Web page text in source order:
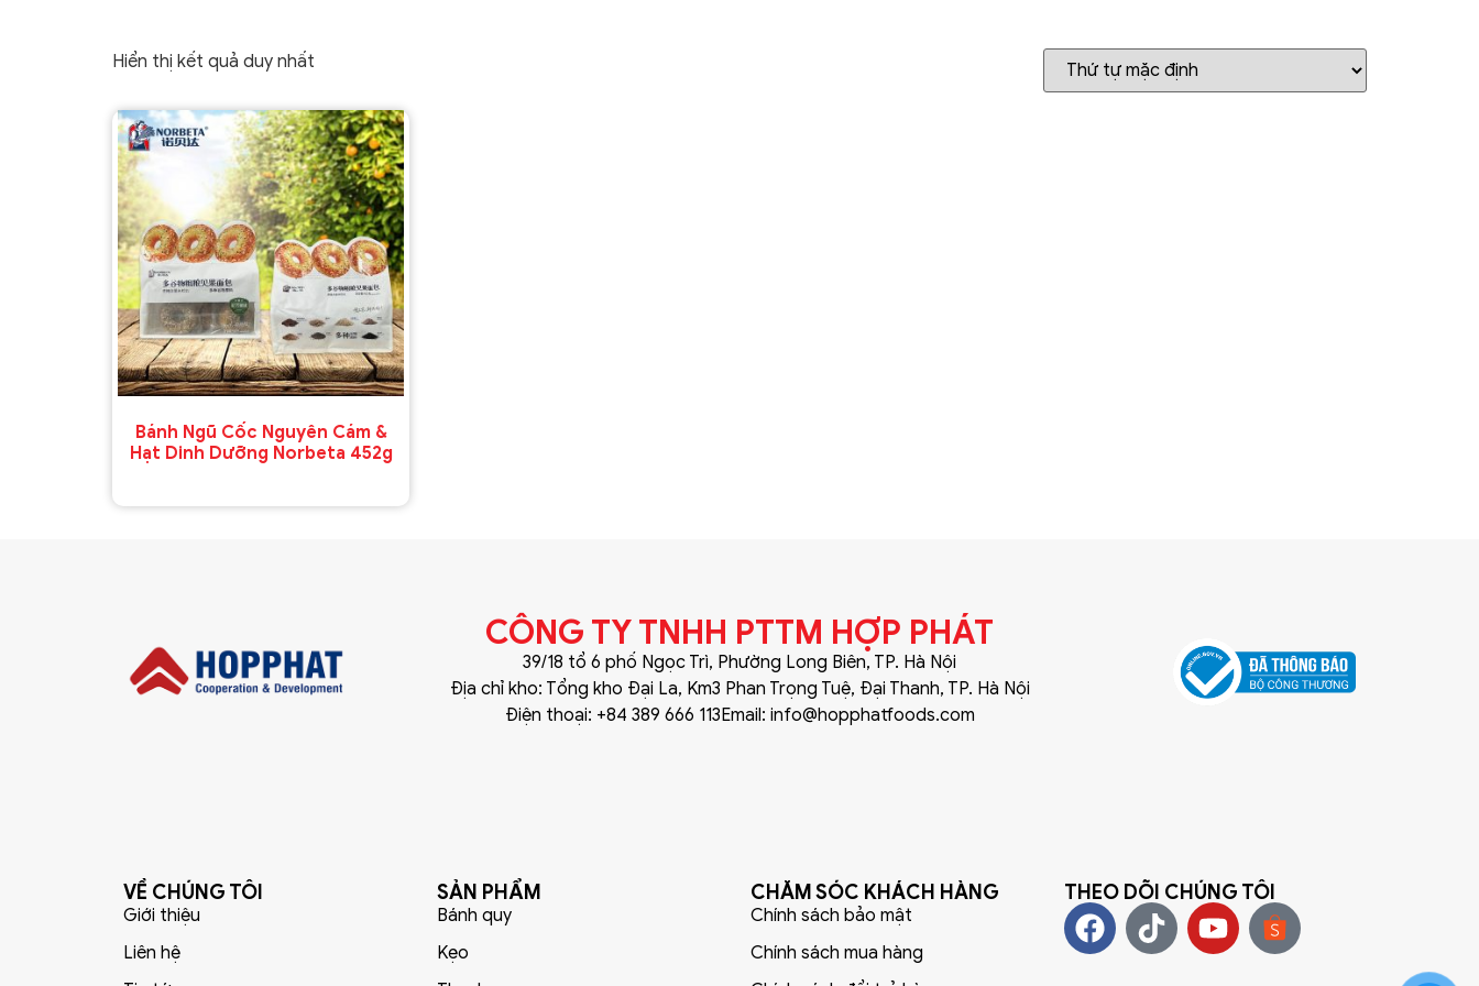
Hiển thị kết quả duy nhất
Bánh Ngũ Cốc Nguyên Cám &
Hạt Dinh Dưỡng Norbeta 452g
CÔNG TY TNHH PTTM HỢP PHÁT
39/18 tổ 6 phố Ngọc Trì, Phường Long Biên, TP. Hà Nội
Địa chỉ kho: Tổng kho Đại La, Km3 Phan Trọng Tuệ, Đại Thanh, TP. Hà Nội
Điện thoại: +84 389 666 113Email: info@hopphatfoods.com
VỀ CHÚNG TÔI
Giới thiệu
Liên hệ
SẢN PHẨM
Bánh quy
Kẹo
CHĂM SÓC KHÁCH HÀNG
Chính sách bảo mật
Chính sách mua hàng
THEO DÕI CHÚNG TÔI